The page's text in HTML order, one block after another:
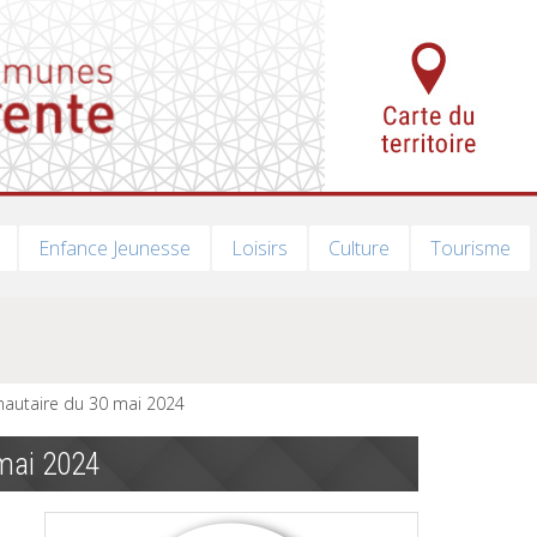
Enfance Jeunesse Loisirs Culture Tourisme
du 30 mai 2024
2024